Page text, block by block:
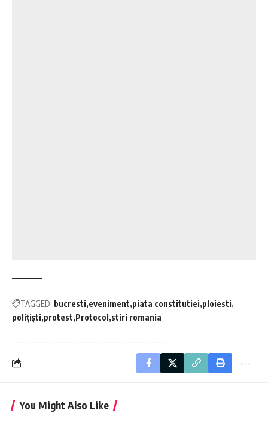
TAGGED: bucresti eveniment piata constitutiei ploiesti
polițiști protest Protocol stiri romania
You Might Also Like